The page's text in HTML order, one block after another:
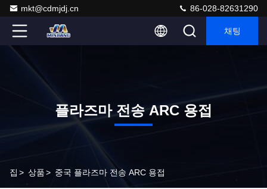
mkt@cdmjdj.cn 86-028-82631290
채팅
플라즈마 전송 ARC 용접
집 > 상품> 중국 플라즈마 전송 ARC 용접